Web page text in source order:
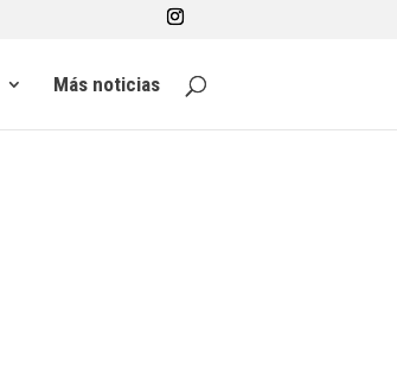
Más noticias